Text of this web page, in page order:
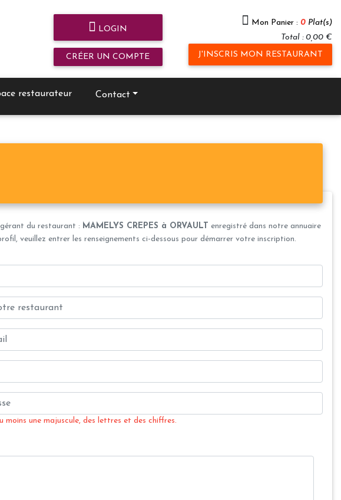
LOGIN
CRÉER UN COMPTE
Mon Panier : 0 Plat(s)
Total : 0,00 €
J'INSCRIS MON RESTAURANT
restaurateur Contact
du restaurant : MAMELYS CREPES à ORVAULT enregistré dans notre annuaire
veuillez entrer les renseignements ci-dessous pour démarrer votre inscription.
une majuscule, des lettres et des chiffres.